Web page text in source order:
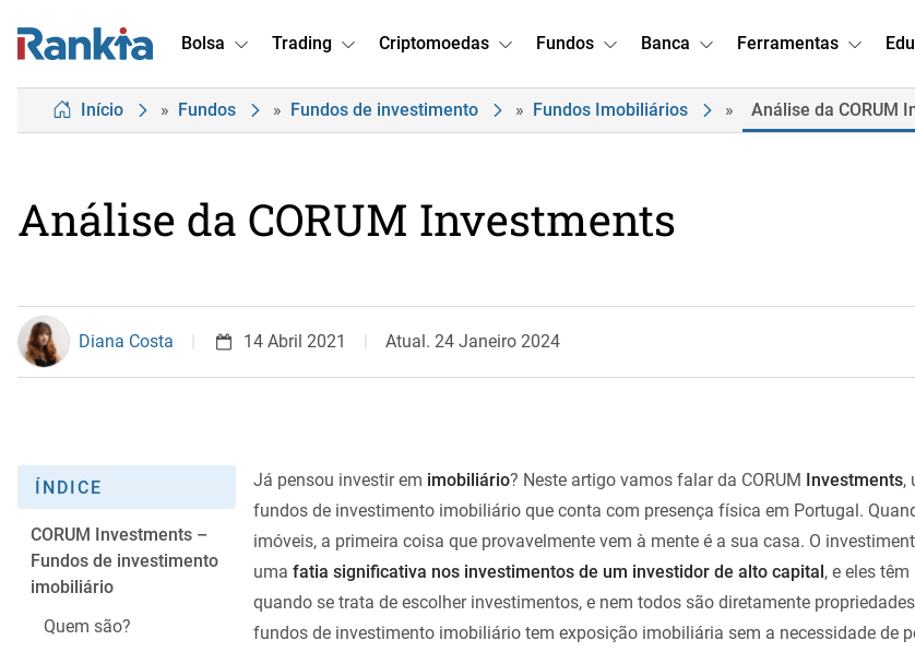
Bolsa Trading Criptomoedas Fundos Banca Ferramentas
Início » Fundos » Fundos de investimento » Fundos Imobiliários » Análise da CORUM
Análise da CORUM Investments
Diana Costa 14 Abril 2021 Atual. 24 Janeiro 2024
ÍNDICE
CORUM Investments –
Fundos de investimento
imobiliário
Quem são?
Já pensou investir em imobiliário? Neste artigo vamos falar da CORUM Investments,
fundos de investimento imobiliário que conta com presença física em Portugal.
imóveis, a primeira coisa que provavelmente vem à mente é a sua casa. O
uma fatia significativa nos investimentos de um investidor de alto capital, e eles
quando se trata de escolher investimentos, e nem todos são diretamente
fundos de investimento imobiliário tem exposição imobiliária sem a necessidade de